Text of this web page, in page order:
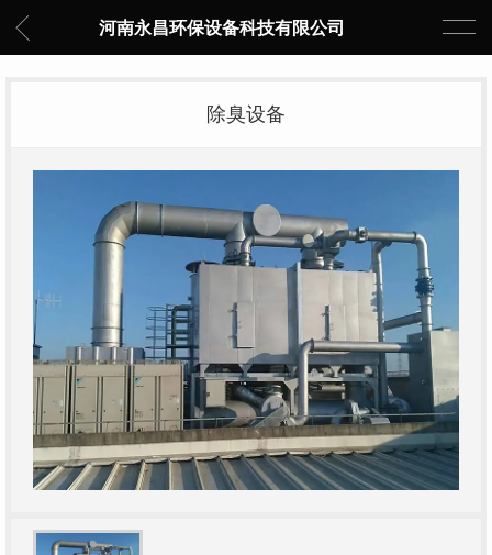
河南永昌环保设备科技有限公司
除臭设备